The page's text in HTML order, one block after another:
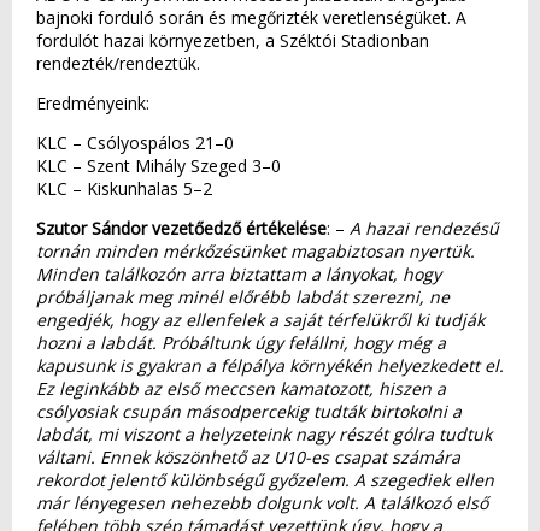
bajnoki forduló során és megőrizték veretlenségüket. A
fordulót hazai környezetben, a Széktói Stadionban
rendezték/rendeztük.
Eredményeink:
KLC – Csólyospálos 21–0
KLC – Szent Mihály Szeged 3–0
KLC – Kiskunhalas 5–2
Szutor Sándor vezetőedző értékelése: – A hazai rendezésű
tornán minden mérkőzésünket magabiztosan nyertük.
Minden találkozón arra biztattam a lányokat, hogy
próbáljanak meg minél előrébb labdát szerezni, ne
engedjék, hogy az ellenfelek a saját térfelükről ki tudják
hozni a labdát. Próbáltunk úgy felállni, hogy még a
kapusunk is gyakran a félpálya környékén helyezkedett el.
Ez leginkább az első meccsen kamatozott, hiszen a
csólyosiak csupán másodpercekig tudták birtokolni a
labdát, mi viszont a helyzeteink nagy részét gólra tudtuk
váltani. Ennek köszönhető az U10-es csapat számára
rekordot jelentő különbségű győzelem. A szegediek ellen
már lényegesen nehezebb dolgunk volt. A találkozó első
felében több szép támadást vezettünk úgy, hogy a